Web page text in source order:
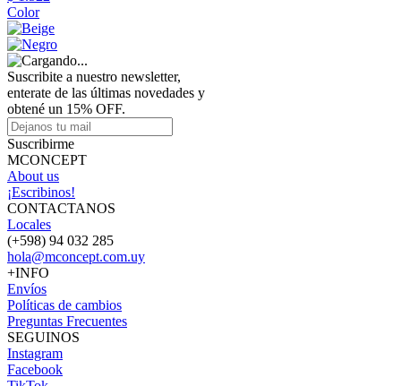
Color
Suscribite a nuestro newsletter,
enterate de las últimas novedades y
obtené un 15% OFF.
Suscribirme
MCONCEPT
About us
¡Escribinos!
CONTACTANOS
Locales
(+598) 94 032 285
hola@mconcept.com.uy
+INFO
Envíos
Políticas de cambios
Preguntas Frecuentes
SEGUINOS
Instagram
Facebook